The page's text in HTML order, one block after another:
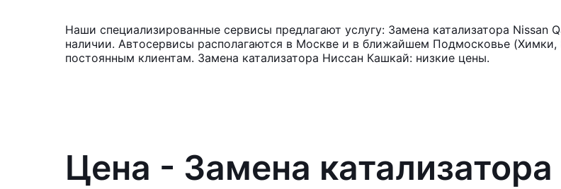
Наши специализированные сервисы предлагают услугу: Замена катализатора Nissan
наличии. Автосервисы располагаются в Москве и в ближайшем Подмосковье
постоянным клиентам. Замена катализатора Ниссан Кашкай: низкие цены.
Цена - Замена